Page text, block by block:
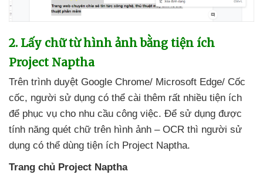
2. Lấy chữ từ hình ảnh bằng tiện ích
Project Naptha
Trên trình duyệt Google Chrome/ Microsoft Edge/ Cốc
cốc, người sử dụng có thể cài thêm rất nhiều tiện ích
để phục vụ cho nhu cầu công việc. Để sử dụng được
tính năng quét chữ trên hình ảnh – OCR thì người sử
dụng có thể dùng tiện ích Project Naptha.
Trang chủ Project Naptha